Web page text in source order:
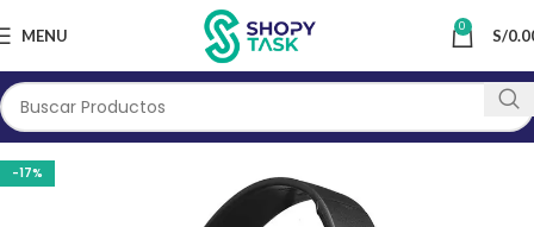
MENU 0 S/
-17%